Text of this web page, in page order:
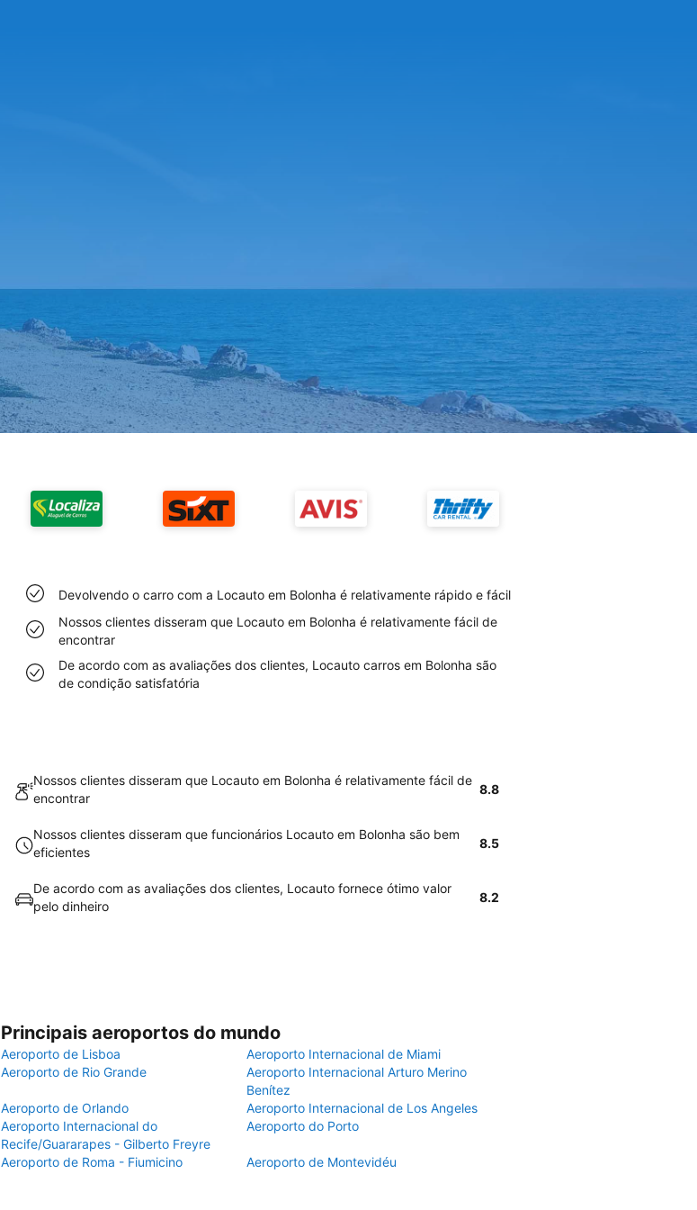
Devolvendo o carro com a Locauto em Bolonha é relativamente rápido e fácil
Nossos clientes disseram que Locauto em Bolonha é relativamente fácil de
encontrar
De acordo com as avaliações dos clientes, Locauto carros em Bolonha são
de condição satisfatória
Nossos clientes disseram que Locauto em Bolonha é relativamente fácil de
encontrar
8.8
Nossos clientes disseram que funcionários Locauto em Bolonha são bem
eficientes
8.5
De acordo com as avaliações dos clientes, Locauto fornece ótimo valor
pelo dinheiro
8.2
Principais aeroportos do mundo
Aeroporto de Lisboa
Aeroporto Internacional de Miami
Aeroporto de Rio Grande
Aeroporto Internacional Arturo Merino
Benítez
Aeroporto de Orlando
Aeroporto Internacional de Los Angeles
Aeroporto Internacional do
Recife/Guararapes - Gilberto Freyre
Aeroporto do Porto
Aeroporto de Roma - Fiumicino Aeroporto de Montevidéu